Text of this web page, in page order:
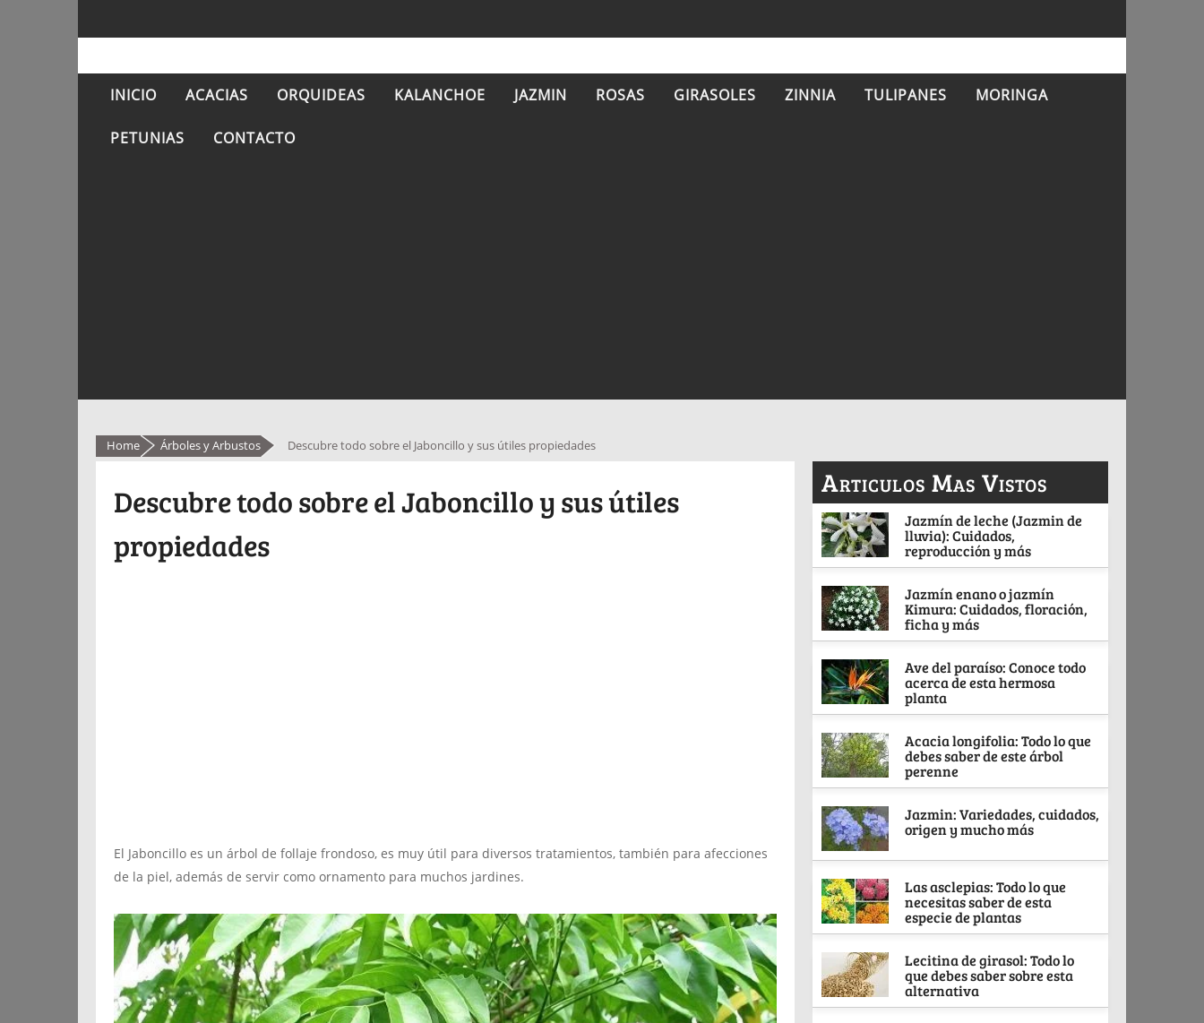
INICIO ACACIAS ORQUIDEAS KALANCHOE JAZMIN ROSAS GIRASOLES ZINNIA TULIPANES MORINGA
PETUNIAS CONTACTO
Home Árboles y Arbustos Descubre todo sobre el Jaboncillo y sus útiles propiedades
Descubre todo sobre el Jaboncillo y sus útiles
propiedades
El Jaboncillo es un árbol de follaje frondoso, es muy útil para diversos tratamientos, también para afecciones
de la piel, además de servir como ornamento para muchos jardines.
Articulos Mas Vistos
Jazmín de leche (Jazmin de
lluvia): Cuidados,
reproducción y más
Jazmín enano o jazmín
Kimura: Cuidados, floración,
ficha y más
Ave del paraíso: Conoce todo
acerca de esta hermosa
planta
Acacia longifolia: Todo lo que
debes saber de este árbol
perenne
Jazmin: Variedades, cuidados,
origen y mucho más
Las asclepias: Todo lo que
necesitas saber de esta
especie de plantas
Lecitina de girasol: Todo lo
que debes saber sobre esta
alternativa